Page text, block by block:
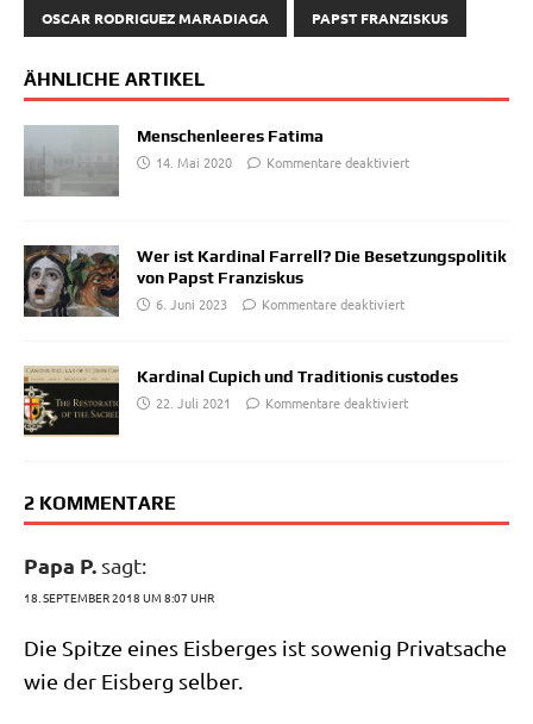
OSCAR RODRIGUEZ MARADIAGA PAPST FRANZISKUS
ÄHNLICHE ARTIKEL
Menschenleeres Fatima
14. Mai 2020
Kommentare deaktiviert
Wer ist Kardinal Farrell? Die Besetzungspolitik
von Papst Franziskus
6. Juni 2023
Kommentare deaktiviert
Kardinal Cupich und Traditionis custodes
22. Juli 2021
Kommentare deaktiviert
2 KOMMENTARE
Papa P. sagt:
18. SEPTEMBER 2018 UM 8:07 UHR
Die Spit­ze eines Eis­ber­ges ist sowe­nig Pri­vat­sa­che
wie der Eis­berg selber.